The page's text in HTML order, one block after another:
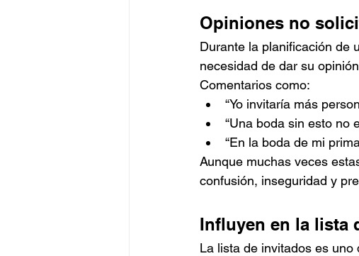
Opiniones no
Durante la planificación de
necesidad de dar su
Comentarios como:
“Yo invitaría más
“Una boda sin esto no
“En la boda de mi
Aunque muchas veces
confusión, inseguridad y
Influyen en la lista
La lista de invitados es